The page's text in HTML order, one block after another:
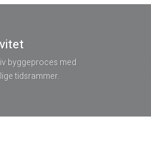
byggeproces med
tidsrammer.